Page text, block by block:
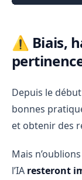
⚠️ Biais,
Depuis le
bonnes
et obtenir des
Mais
l’IA resteront